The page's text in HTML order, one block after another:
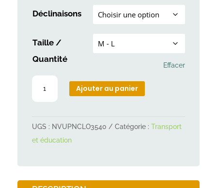
Déclinaisons
Taille /
Quantité
Effacer
quantité
sangle
réglable
Ajouter au panier
UGS : NVUPNCLO3540 Catégorie : Transport
et éducation